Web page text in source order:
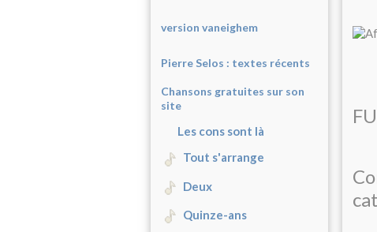
version vaneighem
Pierre Selos : textes récents
Chansons gratuites sur son
site
Les cons sont là
Tout s'arrange
Deux
Quinze-ans